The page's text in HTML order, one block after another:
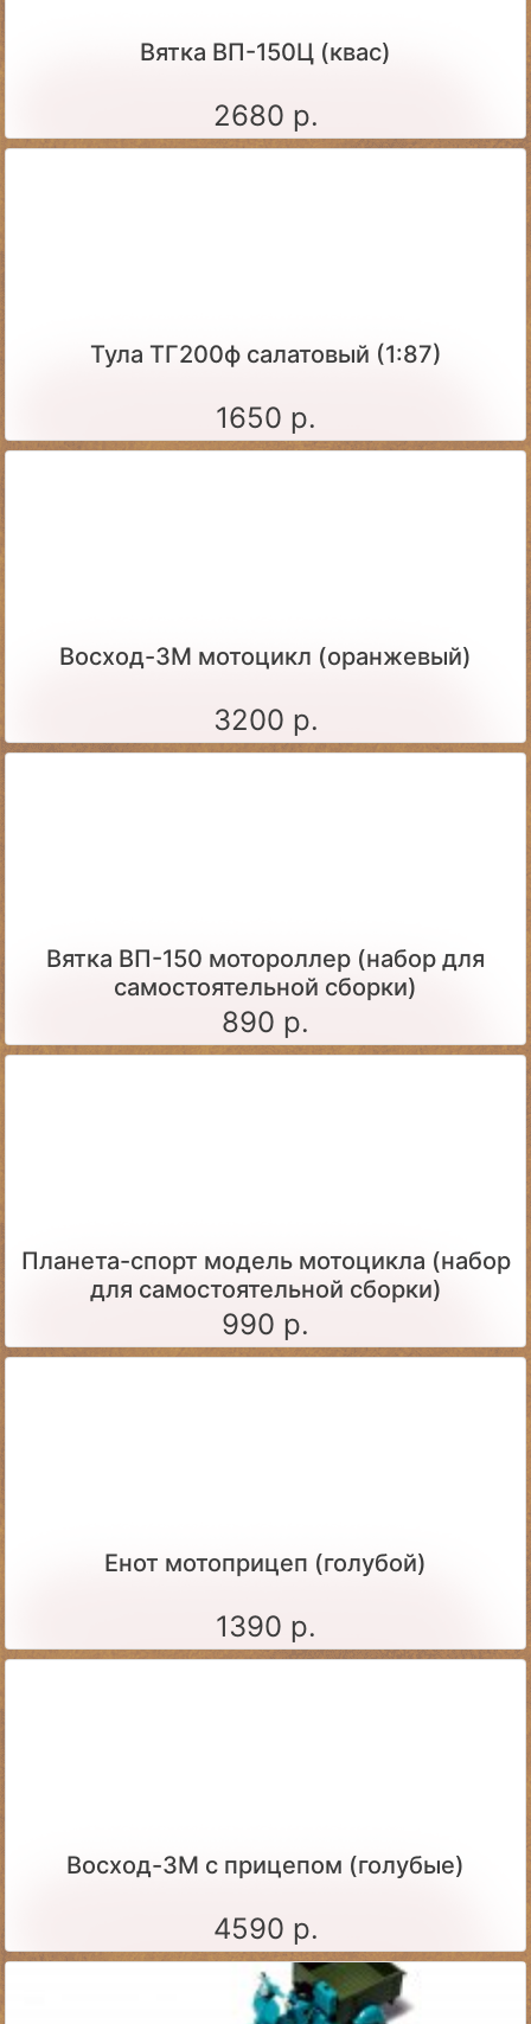
Вятка ВП-150Ц (квас)
2680 р.
Тула ТГ200ф салатовый (1:87)
1650 р.
Восход-3М мотоцикл (оранжевый)
3200 р.
Вятка ВП-150 мотороллер (набор для
самостоятельной сборки)
890 р.
Планета-спорт модель мотоцикла (набор
для самостоятельной сборки)
990 р.
Енот мотоприцеп (голубой)
1390 р.
Восход-3М с прицепом (голубые)
4590 р.